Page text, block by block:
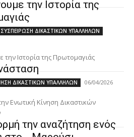
την Ιστορία της
ΣΥΣΠΕΙΡΩΣΗ ΔΙΚΑΣΤΙΚΩΝ ΥΠΑΛΛΗΛΩΝ
την Ιστορία της Πρωτομαγιάς
ΔΙΚΑΣΤΙΚΩΝ ΥΠΑΛΛΗΛΩΝ 06/04/2026
Ενωτική Κίνηση Δικαστικών
την αναζήτηση ενός